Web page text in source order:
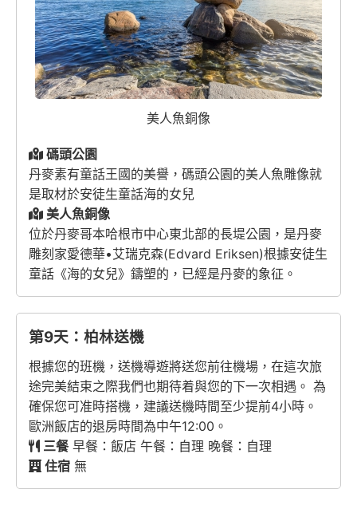
美人魚銅像
碼頭公園
丹麥素有童話王國的美譽，碼頭公園的美人魚雕像就
是取材於安徒生童話海的女兒
美人魚銅像
位於丹麥哥本哈根市中心東北部的長堤公園，是丹麥
雕刻家愛德華•艾瑞克森(Edvard Eriksen)根據安徒生
童話《海的女兒》鑄塑的，已經是丹麥的象征。
第9天：柏林送機
根據您的班機，送機導遊將送您前往機場，在這次旅
途完美結束之際我們也期待着與您的下一次相遇。 為
確保您可准時搭機，建議送機時間至少提前4小時。
歐洲飯店的退房時間為中午12:00。
三餐早餐：飯店 午餐：自理 晚餐：自理
住宿 無